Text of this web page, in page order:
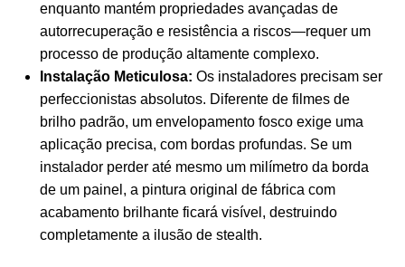
enquanto mantém propriedades avançadas de
autorrecuperação e resistência a riscos—requer um
processo de produção altamente complexo.
Instalação Meticulosa: Os instaladores precisam ser
perfeccionistas absolutos. Diferente de filmes de
brilho padrão, um envelopamento fosco exige uma
aplicação precisa, com bordas profundas. Se um
instalador perder até mesmo um milímetro da borda
de um painel, a pintura original de fábrica com
acabamento brilhante ficará visível, destruindo
completamente a ilusão de stealth.